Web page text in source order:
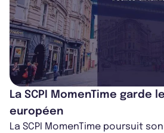
La SCPI MomenTime garde
européen
La SCPI MomenTime poursuit